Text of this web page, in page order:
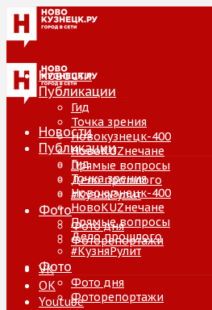
Новости
Публикации
Гид
Точка зрения
Новокузнецк-400
НовоKUZнечане
Прямые вопросы
Дело прошлого
#КузняРулит
Фото
Фото дня
Фоторепортажи
VK
ОК
Youtube
Новости
Публикации
Гид
Точка зрения
Новокузнецк-400
НовоKUZнечане
Прямые вопросы
Дело прошлого
#КузняРулит
Фото
Фото дня
Фоторепортажи